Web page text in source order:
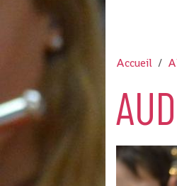
Accueil